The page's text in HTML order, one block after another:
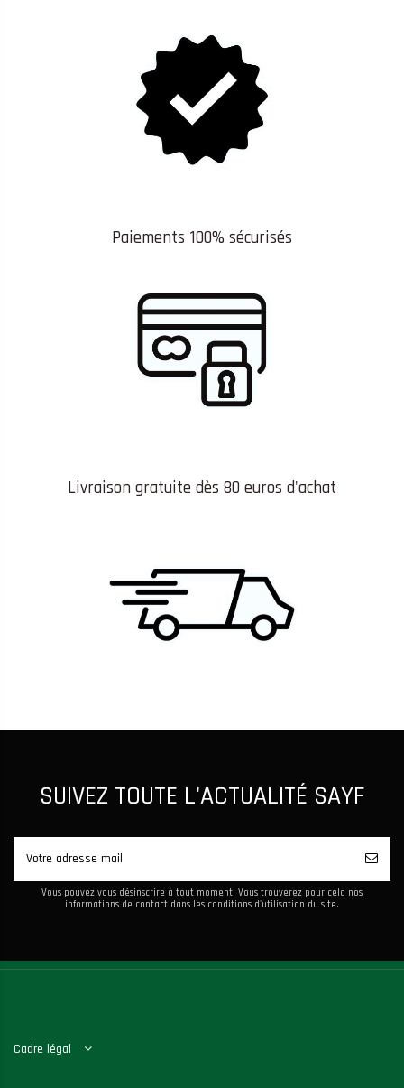
Paiements 100% sécurisés
Livraison gratuite dès 80 euros d'achat
SUIVEZ TOUTE L'ACTUALITÉ SAYF
Vous pouvez vous désinscrire à tout moment. Vous trouverez pour cela nos
informations de contact dans les conditions d'utilisation du site.
Cadre légal